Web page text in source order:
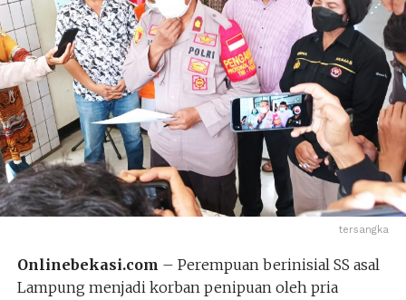
tersangka
Onlinebekasi.com – Perempuan berinisial SS asal
Lampung menjadi korban penipuan oleh pria